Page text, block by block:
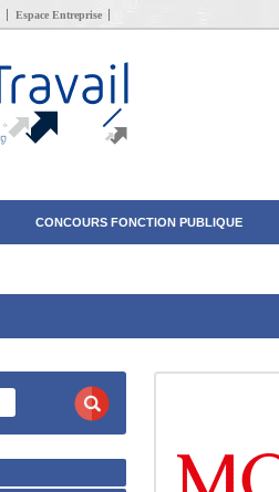
Espace Entreprise
CONCOURS FONCTION PUBLIQUE